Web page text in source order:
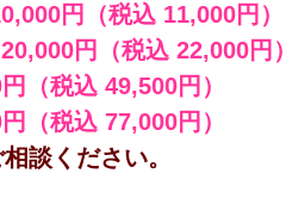
円（税込 11,000円）
20,000円（税込 22,000円）
（税込 49,500円）
（税込 77,000円）
談ください。